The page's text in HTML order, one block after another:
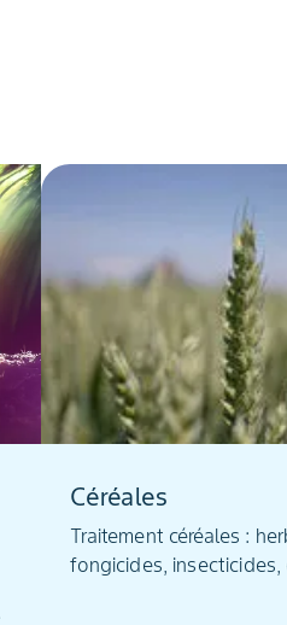
Céréales
Traitement céréales :
fongicides,